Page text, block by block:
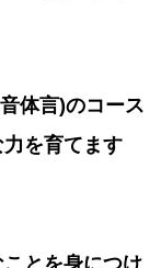
体言)のコース
力を育てます
ことを身につけ